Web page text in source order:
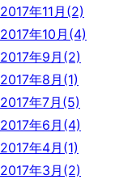
2017年11月(2)
2017年10月(4)
2017年9月(2)
2017年8月(1)
2017年7月(5)
2017年6月(4)
2017年4月(1)
2017年3月(2)